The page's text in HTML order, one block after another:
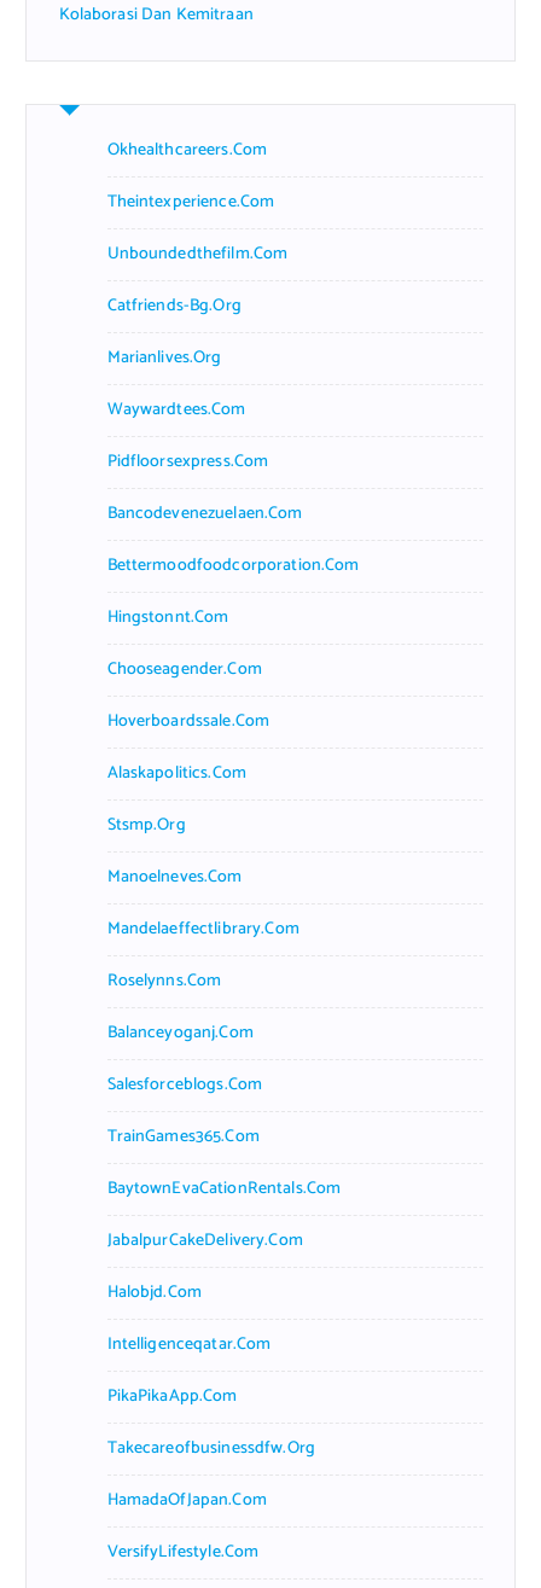
Kolaborasi Dan Kemitraan
Okhealthcareers.com
Theintexperience.com
Unboundedthefilm.com
Catfriends-Bg.org
Marianlives.org
Waywardtees.com
Pidfloorsexpress.com
Bancodevenezuelaen.com
Bettermoodfoodcorporation.com
Hingstonnt.com
Chooseagender.com
Hoverboardssale.com
Alaskapolitics.com
Stsmp.org
Manoelneves.com
Mandelaeffectlibrary.com
Roselynns.com
Balanceyoganj.com
Salesforceblogs.com
TrainGames365.com
BaytownEvaCationRentals.com
JabalpurCakeDelivery.com
Halobjd.com
Intelligenceqatar.com
PikaPikaApp.com
Takecareofbusinessdfw.org
HamadaOfJapan.com
VersifyLifestyle.com